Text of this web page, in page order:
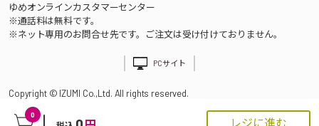
0
レジに進む
ゆめオンラインカスタマーセンター
※通話料は無料です。
※ネット専用のお問合せ先です。ご注文は受け付けておりません。
PCサイト
Copyright © IZUMI Co.,Ltd. All rights reserved.